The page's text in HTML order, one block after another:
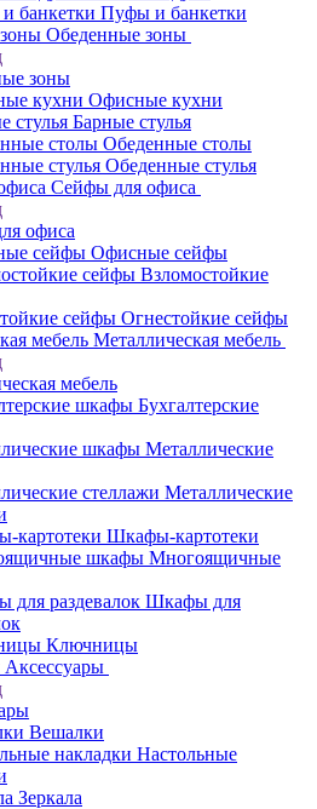
Пуфы и банкетки
Обеденные зоны
зоны
Офисные кухни
Барные стулья
Обеденные столы
Обеденные стулья
Сейфы для офиса
офиса
Офисные сейфы
Взломостойкие
Огнестойкие сейфы
Металлическая мебель
мебель
Бухгалтерские
Металлические
Металлические
Шкафы-картотеки
Многоящичные
Шкафы для
Ключницы
Аксессуары
Вешалки
Настольные
Зеркала